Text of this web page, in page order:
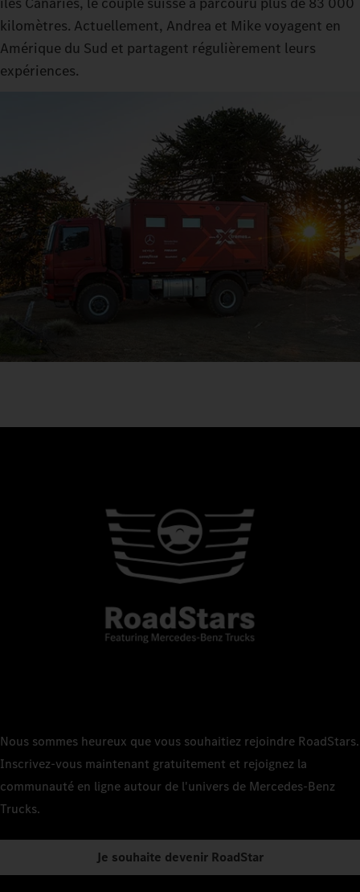
kilomètres. Actuellement, Andrea et Mike voyagent en
Amérique du Sud et partagent régulièrement leurs
expériences.
Nous sommes heureux que vous souhaitiez rejoindre RoadStars.
Inscrivez-vous maintenant gratuitement et rejoignez la
communauté en ligne autour de l'univers de Mercedes‑Benz
Trucks.
Je souhaite devenir RoadStar